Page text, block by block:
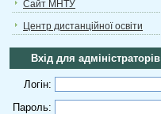
Сайт МНТУ
Центр дистанційної освіти
Вхід для адміністраторів
Логін:
Пароль: